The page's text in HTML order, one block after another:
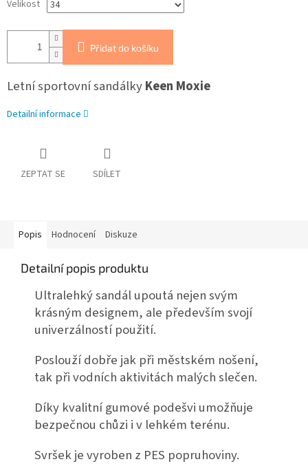
Velikost
Přidat do košíku
Letní sportovní sandálkyKeen Moxie
Detailní informace
ZEPTAT SE SDÍLET
Popis Hodnocení Diskuze
Detailní popis produktu
Ultralehký sandál upoutá nejen svým
krásným designem, ale především svojí
univerzálností použití.
Poslouží dobře jak při městském nošení,
tak při vodních aktivitách malých slečen.
Díky kvalitní gumové podešvi umožňuje
bezpečnou chůzi i v lehkém terénu.
Svršek je vyroben z PES popruhoviny.